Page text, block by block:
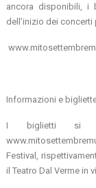
ancora disponibili, i
dell’inizio dei
Informazioni e
I biglietti si
Festival,
il Teatro Dal Verme in